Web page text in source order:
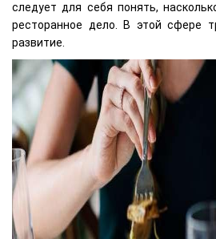
следует для себя понять,
ресторанное дело. В этой сфере
развитие.